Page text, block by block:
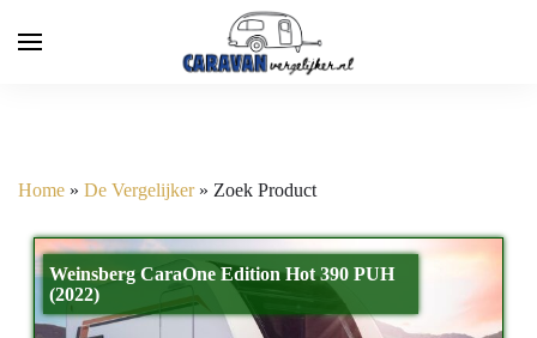
Home » De Vergelijker» Zoek Product
Weinsberg CaraOne Edition Hot 390 PUH
(2022)